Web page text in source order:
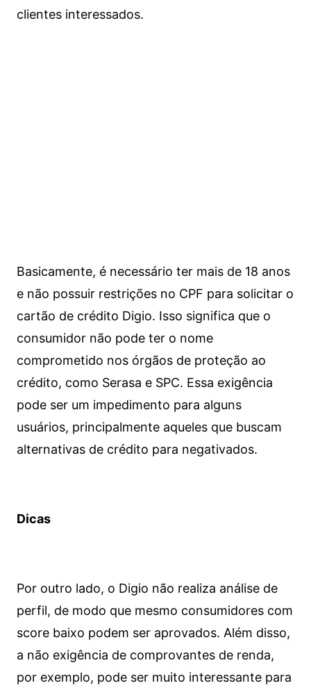
clientes interessados.
Basicamente, é necessário ter mais de 18 anos
e não possuir restrições no CPF para solicitar o
cartão de crédito Digio. Isso significa que o
consumidor não pode ter o nome
comprometido nos órgãos de proteção ao
crédito, como Serasa e SPC. Essa exigência
pode ser um impedimento para alguns
usuários, principalmente aqueles que buscam
alternativas de crédito para negativados.
Dicas
Por outro lado, o Digio não realiza análise de
perfil, de modo que mesmo consumidores com
score baixo podem ser aprovados. Além disso,
a não exigência de comprovantes de renda,
por exemplo, pode ser muito interessante para